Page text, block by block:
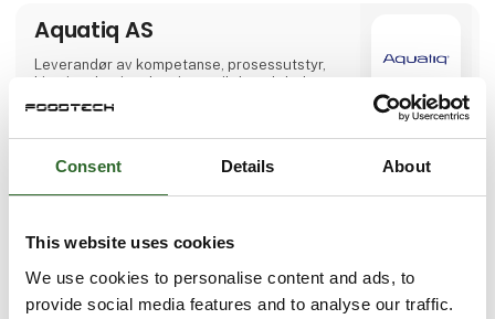
Consent Details About
This website uses cookies
We use cookies to personalise content and ads, to
provide social media features and to analyse our traffic.
Aquatiq AS
Leverandør av kompetanse, prosessutstyr,
kjemi og hygieneløsninger til den globale
matindustrien.
personer
Arotek ApS
Vi deltager på FoodTech